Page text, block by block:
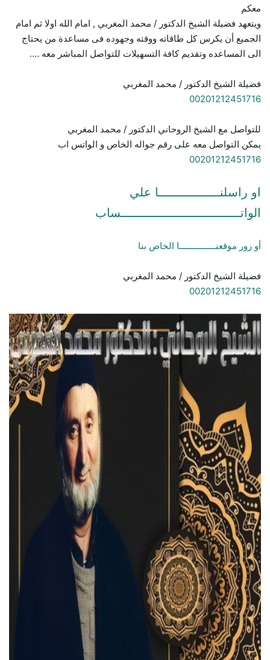
معكم
ويتعهد فضيلة الشيخ الدكتور / محمد المغربي , امام الله اولا ثم امام
الجميع أن يكرس كل طاقاته ووقته وجهوده فى مساعدة من يحتاج
الى المساعده وتقديم كافة التسهيلات للتواصل المباشر معه ….
فضيلة الشيخ الدكتور / محمد المغربي
00201212451716
للتواصل مع الشيخ الروحاني الدكتور / محمد المغربي
يمكن التواصل معه على رقم جواله الخاص و الواتس اب
00201212451716
او راسلنـــــــــــــــــا علي
الواتـــــــــــــــــــــــــــــــــساب
أو زور موقعنـــــــــــــــا الخاص بنا
فضيلة الشيخ الدكتور / محمد المغربي
00201212451716